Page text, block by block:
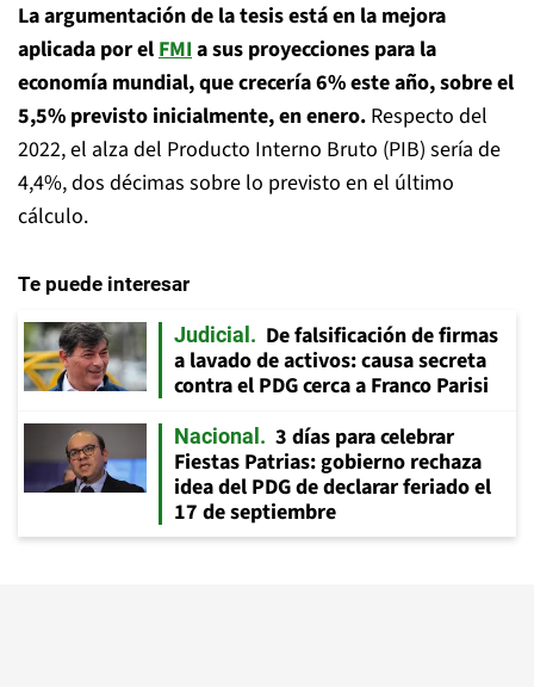
La argumentación de la tesis está en la mejora
aplicada por elFMIa sus proyecciones para la
economía mundial, que crecería 6% este año, sobre el
5,5% previsto inicialmente, en enero. Respecto del
2022, el alza del Producto Interno Bruto (PIB) sería de
4,4%, dos décimas sobre lo previsto en el último
cálculo.
Te puede interesar
Judicial
De falsificación de firmas
a lavado de activos: causa secreta
contra el PDG cerca a Franco Parisi
Nacional
3 días para celebrar
Fiestas Patrias: gobierno rechaza
idea del PDG de declarar feriado el
17 de septiembre